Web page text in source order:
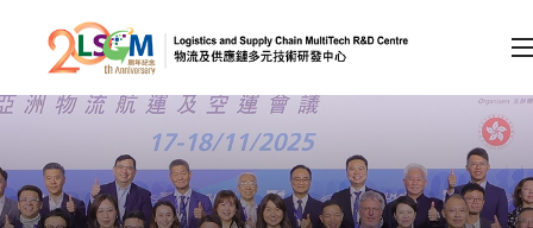
跳到内容（按回车键）
会员登录
A A EN 繁 简